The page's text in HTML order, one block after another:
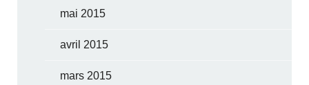
mai 2015
avril 2015
mars 2015